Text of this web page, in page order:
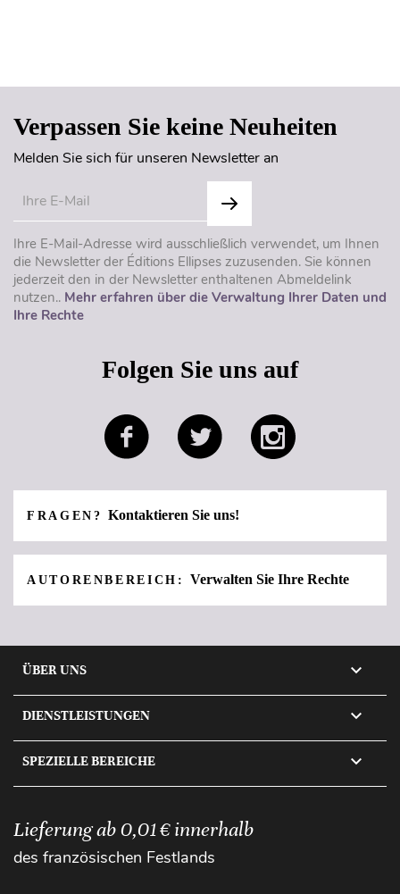
Verpassen Sie keine Neuheiten
Melden Sie sich für unseren Newsletter an
Ihre E-Mail-Adresse wird ausschließlich verwendet, um Ihnen
die Newsletter der Éditions Ellipses zuzusenden. Sie können
jederzeit den in der Newsletter enthaltenen Abmeldelink
nutzen.. Mehr erfahren über die Verwaltung Ihrer Daten und
Ihre Rechte
Folgen Sie uns auf
FRAGEN?Kontaktieren Sie uns!
AUTORENBEREICH: Verwalten Sie Ihre Rechte
ÜBER UNS 
DIENSTLEISTUNGEN 
SPEZIELLE BEREICHE 
Lieferung ab 0,01 € innerhalb
des französischen Festlands